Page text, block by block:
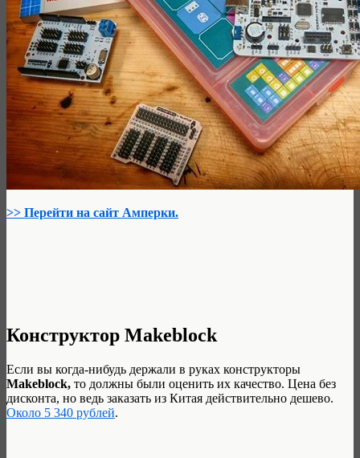
>> Перейти на сайт Амперки.
Конструктор Makeblock
Если вы когда-нибудь держали в руках конструкторы
Makeblock, то должны были оценить их качество. Цена без
дисконта, но ведь заказать из Китая действительно дешево.
Около 5 340 рублей.